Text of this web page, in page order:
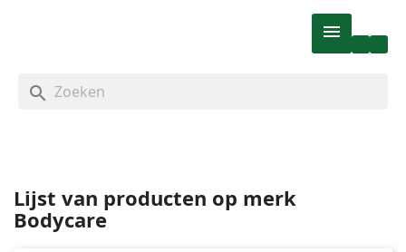

search
Lijst van producten op merk
Bodycare